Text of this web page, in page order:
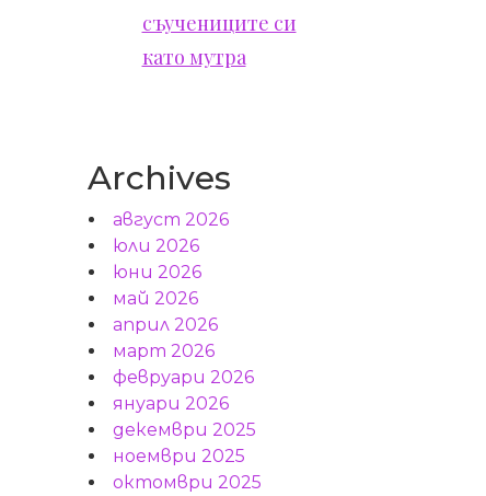
съучениците си
като мутра
Archives
август 2026
юли 2026
юни 2026
май 2026
април 2026
март 2026
февруари 2026
януари 2026
декември 2025
ноември 2025
октомври 2025